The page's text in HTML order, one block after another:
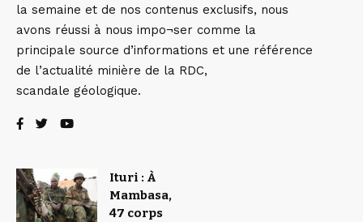
la semaine et de nos contenus exclusifs, nous
avons réussi à nous impo¬ser comme la
principale source d’informations et une référence
de l’actualité minière de la RDC,
scandale géologique.
Ituri : À
Mambasa,
47 corps